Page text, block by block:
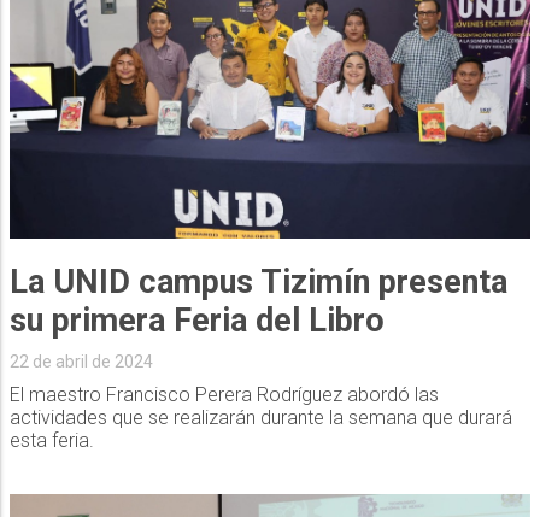
La UNID campus Tizimín presenta
su primera Feria del Libro
22 de abril de 2024
El maestro Francisco Perera Rodríguez abordó las
actividades que se realizarán durante la semana que durará
esta feria.